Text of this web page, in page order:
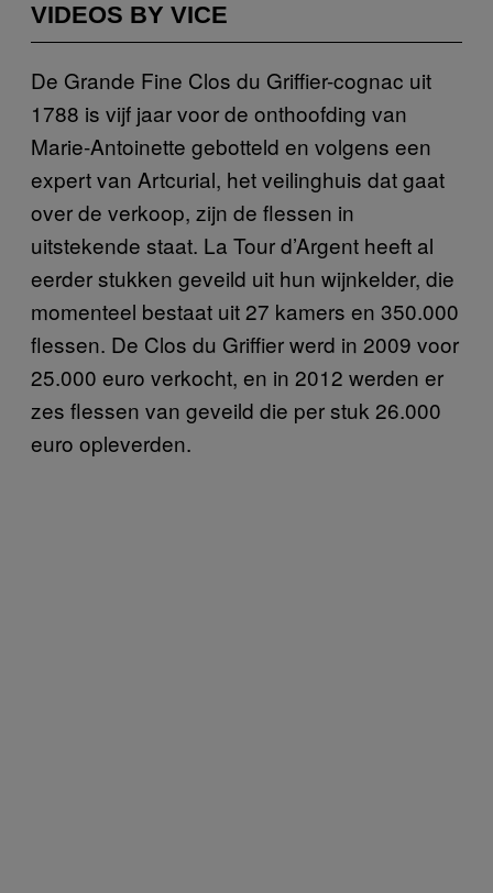
VIDEOS BY VICE
De Grande Fine Clos du Griffier-cognac uit
1788 is vijf jaar voor de onthoofding van
Marie-Antoinette gebotteld en volgens een
expert van Artcurial, het veilinghuis dat gaat
over de verkoop, zijn de flessen in
uitstekende staat. La Tour d’Argent heeft al
eerder stukken geveild uit hun wijnkelder, die
momenteel bestaat uit 27 kamers en 350.000
flessen. De Clos du Griffier werd in 2009 voor
25.000 euro verkocht, en in 2012 werden er
zes flessen van geveild die per stuk 26.000
euro opleverden.